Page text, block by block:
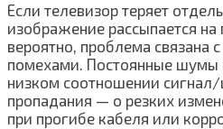
Если телевизор теряет
изображение рассыпается на
вероятно, проблема связана
помехами. Постоянные шумы
низком соотношении
пропадания — о резких
при прогибе кабеля или